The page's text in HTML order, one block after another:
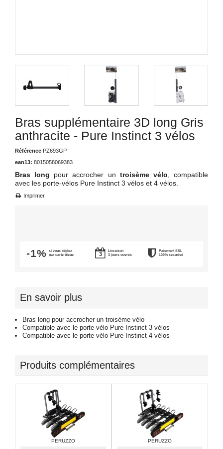
Bras supplémentaire 3D long Gris
anthracite - Pure Instinct 3 vélos
Référence PZ693GP
ean13: 8015058069383
Bras long pour accrocher un troisème vélo , compatible
avec les porte-vélos Pure Instinct 3 vélos et 4 vélos
Imprimer
-1%
si vous réglez
par carte bleue
Livraison
3 jours ouvrés
Paiement SSL
100% securisé
En savoir plus
Bras long pour accrocher un troisème vélo
Compatible avec le porte-vélo Pure Instinct 3 vélos
Compatible avec le porte-vélo Pure Instinct 4 vélos
Produits complémentaires
PERUZZO PERUZZO